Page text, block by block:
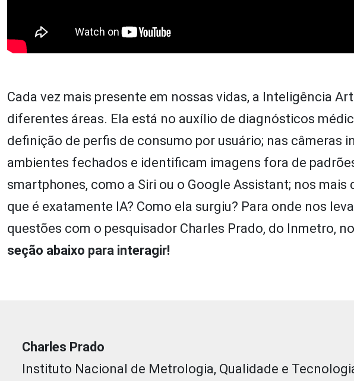
Cada vez mais presente em nossas vidas, a Inteligência
diferentes áreas. Ela está no auxílio de diagnósticos
definição de perfis de consumo por usuário; nas câmeras
ambientes fechados e identificam imagens fora de
smartphones, como a Siri ou o Google Assistant; nos
que é exatamente IA? Como ela surgiu? Para onde nos
questões com o pesquisador Charles Prado, do Inmetro,
seção abaixo para interagir!
Charles Prado
Instituto Nacional de Metrologia, Qualidade e